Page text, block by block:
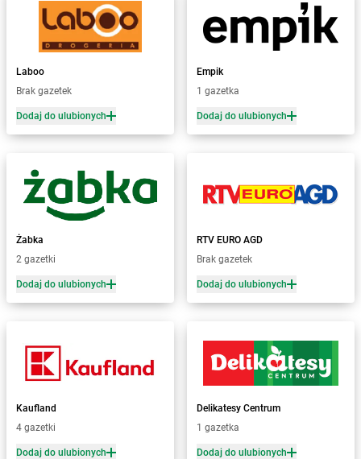
Żabka Bielsk Podlaski
Żabka Bielsko
Żabka Bielsko-Biała
Żabka
Żabka Bieruń
Żabka Bieżuń
Żabka Bilcza
Żabka Biórków Mały
Żabka Biskupice
Biskupiec
Żabka
Żabka Blachownia
Żabka Błażejewo
Żabka Blok Dobryszyce
Żabka Błonie
Żabka Bobolin
Żabka Bobowa
Żabka Bobrek
Laboo
Brak gazetek
Dodaj do ulubionych
Empik
1 gazetka
Dodaj do ulubionych
Żabka
2 gazetki
Dodaj do ulubionych
RTV EURO AGD
Brak gazetek
Dodaj do ulubionych
Kaufland
4 gazetki
Dodaj do ulubionych
Delikatesy Centrum
1 gazetka
Dodaj do ulubionych